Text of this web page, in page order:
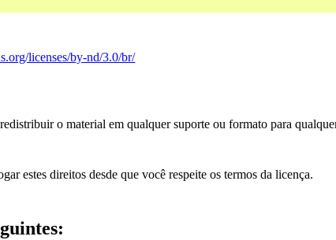
licenses/by-nd/3.0/br/
o material em qualquer suporte ou formato para
estes direitos desde que você respeite os termos da licença.